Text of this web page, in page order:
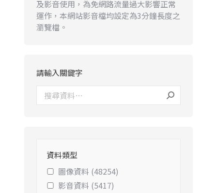
及影音使用，為免網路流量過大影響正常
運作，本網站影音檔均設定為3分鐘長度之
瀏覽檔。
請輸入關鍵字
資料類型
圖像資料 (48254)
影音資料 (5417)